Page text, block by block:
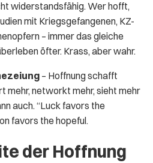
widerstandsfähig. Wer hofft,
mit Kriegsgefangenen, KZ-
– immer das gleiche
öfter. Krass, aber wahr.
– Hoffnung schafft
mehr, networkt mehr, sieht mehr
auch. “Luck favors the
favors the hopeful.
der Hoffnung